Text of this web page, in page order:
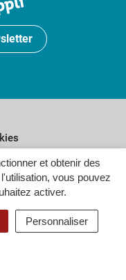
et obtenir des
vous pouvez
activer.
Personnaliser